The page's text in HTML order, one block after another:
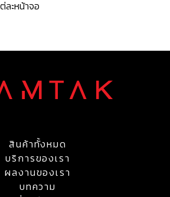
ละหน้าจอ
สินค้าทั้งหมด
บริการของเรา
ผลงานของเรา
บทความ